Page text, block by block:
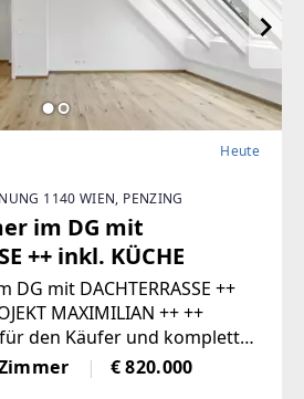
Heute
1140 WIEN, PENZING
im DG mit
++ inkl. KÜCHE
DG mit DACHTERRASSE ++
MAXIMILIAN ++ ++
für den Käufer und komplett
++++ Im Kaufpreis ist
ausgestattete Markenküche
€ 820.000